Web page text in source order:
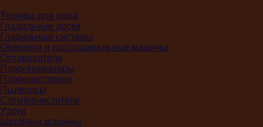
Техника для дома
Гладильные доски
Гладильные системы
Оверлоки и распошивальные машины
Отпариватели
Парогенераторы
Пароочистители
Пылесосы
Стеклоочистители
Утюги
Швейные машины